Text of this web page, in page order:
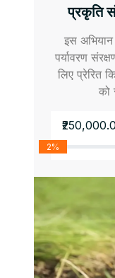
प्रकृति
इस
पर्यावरण
लिए प्रेरित
को
2%